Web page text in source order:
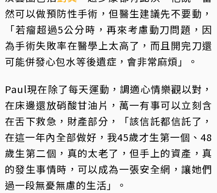
然可以做預防性手術，但醫生建議先不要動，
「若瘤超過5公分時，再來考慮動刀問題，因
為手術失敗率在醫學上太高了，而且開完刀還
可能併發心包水等後遺症，會非常麻煩」。
Paul現在除了每天運動，調適心情樂觀以對，
在床邊還放硝酸甘油片，萬一有事可以立刻含
在舌下救急，財產部分，「該信託都信託了，
在這一年內全部做好，我45歲才生第一個、48
歲生第二個，真的太老了，但手上的資產，真
的發生事情時，可以成為一張安全網，讓她們
過一段無憂無慮的生活」。